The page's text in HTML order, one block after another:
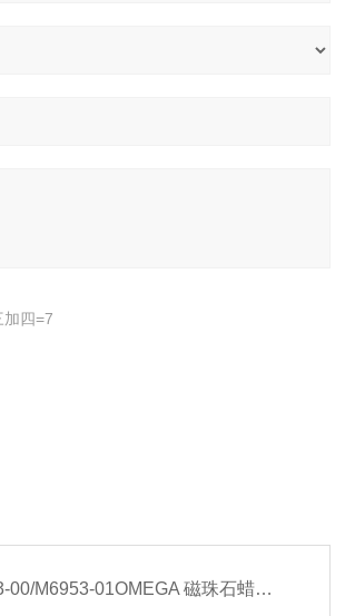
四=7
01OMEGA 磁珠石蜡DNA KF提取试剂盒-常备现货